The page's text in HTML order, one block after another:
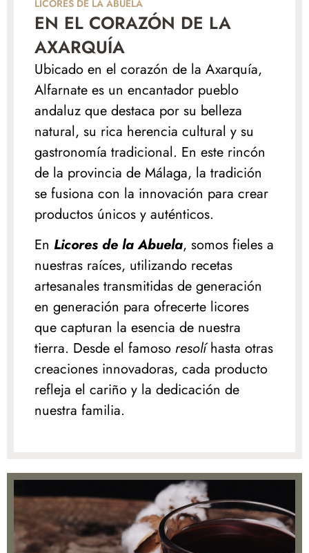
LICORES DE LA ABUELA
EN EL CORAZÓN DE LA
AXARQUÍA
Ubicado en el corazón de la Axarquía,
Alfarnate es un encantador pueblo
andaluz que destaca por su belleza
natural, su rica herencia cultural y su
gastronomía tradicional. En este rincón
de la provincia de Málaga, la tradición
se fusiona con la innovación para crear
productos únicos y auténticos.
En Licores de la Abuela, somos fieles a
nuestras raíces, utilizando recetas
artesanales transmitidas de generación
en generación para ofrecerte licores
que capturan la esencia de nuestra
tierra. Desde el famoso resolíhasta otras
creaciones innovadoras, cada producto
refleja el cariño y la dedicación de
nuestra familia.